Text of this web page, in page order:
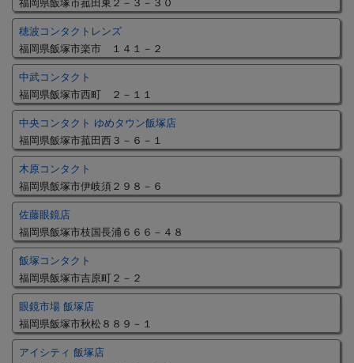
福岡県飯塚市菰田東２－３－３０
穂波コンタクトレンズ
福岡県飯塚市楽市 １４１－２
中武コンタクト
福岡県飯塚市西町 ２－１１
中央コンタクト ゆめタウン飯塚店
福岡県飯塚市菰田西３－６－１
木原コンタクト
福岡県飯塚市伊岐須２９８－６
佐藤眼鏡店
福岡県飯塚市枝国長浦６６６－４８
飯塚コンタクト
福岡県飯塚市吉原町２－２
眼鏡市場 飯塚店
福岡県飯塚市秋松８８９－１
アイシティ 飯塚店